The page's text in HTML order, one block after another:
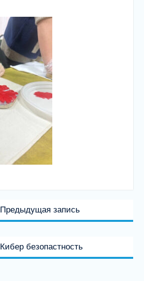
запись:
Предыдущая запись
запись:
Кибер безопастность